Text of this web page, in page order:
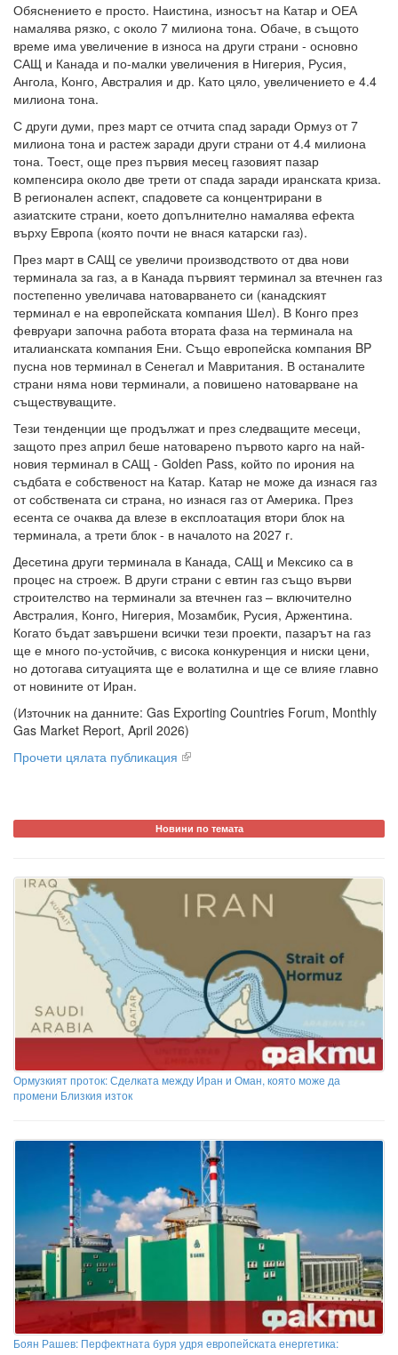
Обяснението е просто. Наистина, износът на Катар и ОЕА
намалява рязко, с около 7 милиона тона. Обаче, в същото
време има увеличение в износа на други страни - основно
САЩ и Канада и по-малки увеличения в Нигерия, Русия,
Ангола, Конго, Австралия и др. Като цяло, увеличението е 4.4
милиона тона.
С други думи, през март се отчита спад заради Ормуз от 7
милиона тона и растеж заради други страни от 4.4 милиона
тона. Тоест, още през първия месец газовият пазар
компенсира около две трети от спада заради иранската криза.
В регионален аспект, спадовете са концентрирани в
азиатските страни, което допълнително намалява ефекта
върху Европа (която почти не внася катарски газ).
През март в САЩ се увеличи производството от два нови
терминала за газ, а в Канада първият терминал за втечнен газ
постепенно увеличава натоварването си (канадският
терминал е на европейската компания Шел). В Конго през
февруари започна работа втората фаза на терминала на
италианската компания Ени. Също европейска компания BP
пусна нов терминал в Сенегал и Мавритания. В останалите
страни няма нови терминали, а повишено натоварване на
съществуващите.
Тези тенденции ще продължат и през следващите месеци,
защото през април беше натоварено първото карго на най-
новия терминал в САЩ - Golden Pass, който по ирония на
съдбата е собственост на Катар. Катар не може да изнася газ
от собствената си страна, но изнася газ от Америка. През
есента се очаква да влезе в експлоатация втори блок на
терминала, а трети блок - в началото на 2027 г.
Десетина други терминала в Канада, САЩ и Мексико са в
процес на строеж. В други страни с евтин газ също върви
строителство на терминали за втечнен газ – включително
Австралия, Конго, Нигерия, Мозамбик, Русия, Аржентина.
Когато бъдат завършени всички тези проекти, пазарът на газ
ще е много по-устойчив, с висока конкуренция и ниски цени,
но дотогава ситуацията ще е волатилна и ще се влияе главно
от новините от Иран.
(Източник на данните: Gas Exporting Countries Forum, Monthly
Gas Market Report, April 2026)
Прочети цялата публикация
Новини по темата
Ормузкият проток: Сделката между Иран и Оман, която може да
промени Близкия изток
Боян Рашев: Перфектната буря удря европейската енергетика: